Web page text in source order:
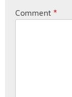
Comment *